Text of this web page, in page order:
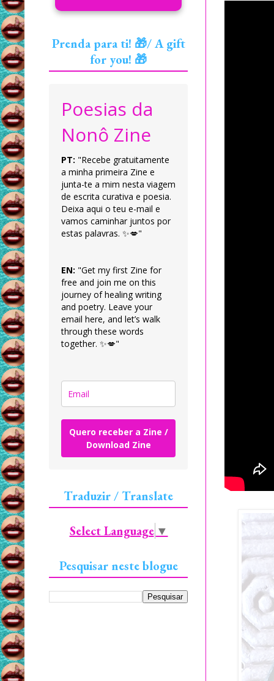
Prenda para ti! 🎁/ A gift
for you! 🎁
Poesias da
Nonô Zine
PT: "Recebe gratuitamente
a minha primeira Zine e
junta-te a mim nesta viagem
de escrita curativa e poesia.
Deixa aqui o teu e-mail e
vamos caminhar juntos por
estas palavras. ✨💋"
EN: "Get my first Zine for
free and join me on this
journey of healing writing
and poetry. Leave your
email here, and let’s walk
through these words
together. ✨💋"
Quero receber a Zine /
Download Zine
Traduzir / Translate
Select Language ▼
Pesquisar neste blogue